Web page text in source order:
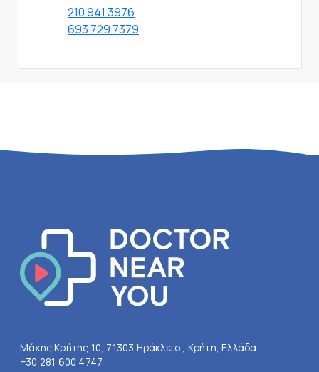
210 941 3976
693 729 7379
Μάχης Κρήτης 10, 71303 Ηράκλειο , Κρήτη, Ελλάδα
+30 281 600 4747